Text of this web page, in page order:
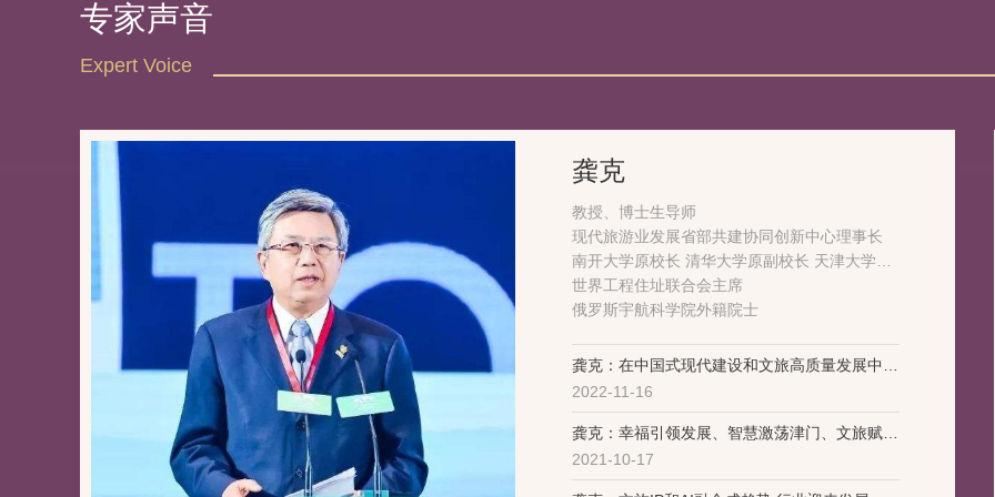
专家声音
Expert Voice
龚克
教授、博士生导师
现代旅游业发展省部共建协同创新中心理事长
南开大学原校长 清华大学原副校长 天津大学原
校长
世界工程住址联合会主席
俄罗斯宇航科学院外籍院士
龚克：在中国式现代建设和文旅高质量发展中贡
献南开力量
2022-11-16
龚克：幸福引领发展、智慧激荡津门、文旅赋能
城市
2021-10-17